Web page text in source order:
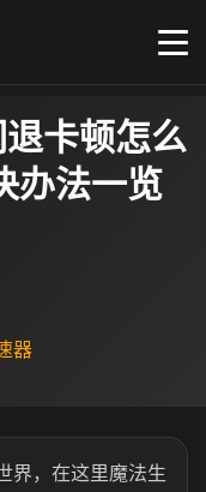
卡顿怎么
办法一览
器
界，在这里魔法生